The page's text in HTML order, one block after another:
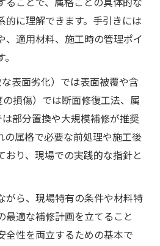
的に理解できます。手引きには
、適用材料、施工時の管理ポイ
表面劣化）では表面被覆や含
損傷）では断面修復工法、属
部分置換や大規模補修が推奨
の属格で必要な前処理や施工後
おり、現場での実践的な指針と
がら、現場特有の条件や材料特
最適な補修計画を立てること
全性を両立するための基本で